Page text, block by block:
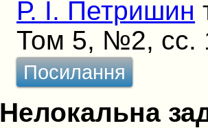
Р. І. Петришин
Том 5, №2, сс.
Посилання
Нелокальна